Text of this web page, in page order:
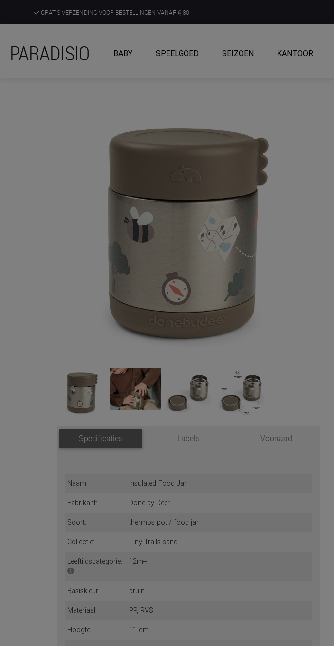
GRATIS VERZENDING VOOR BESTELLINGEN VANAF 80
ONTDEK, BELEEF EN KRIJG ADVIES IN ONZE WINKELS
PARADISIO BABY SPEELGOED SEIZOEN KANTOOR
Specificaties Labels Voorraad
Naam: Insulated Food Jar
Fabrikant: Done by Deer
Soort: thermos pot / food jar
Collectie: Tiny Trails sand
Leeftijdscategorie: 12m+
Basiskleur: bruin
Materiaal: PP, RVS
Hoogte: 11 cm